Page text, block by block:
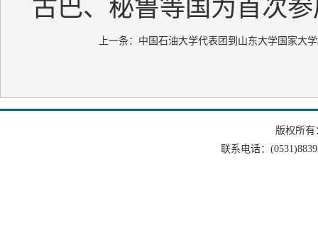
古巴、秘鲁等国为首次
上一条： 中国石油大学代表团到山东大学国家大
版权所
联系电话：